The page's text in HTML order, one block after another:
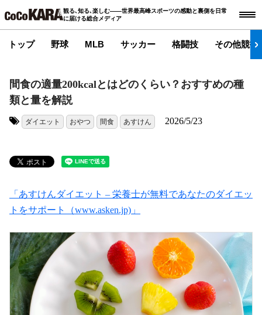
観る､知る､楽しむ――世界最高峰スポーツの感動と裏側を日常
に届ける総合メディア
トップ 野球 MLB サッカー 格闘技 その他競技
間食の適量200kcalとはどのくらい？おすすめの種
類と量を解説
ダイエット おやつ 間食 あすけん 2026/5/23
「あすけんダイエット – 栄養士が無料であなたのダイエッ
トをサポート（www.asken.jp)」